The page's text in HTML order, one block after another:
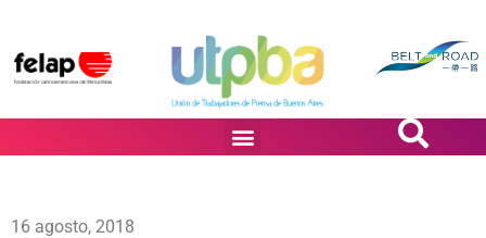
16 agosto, 2018